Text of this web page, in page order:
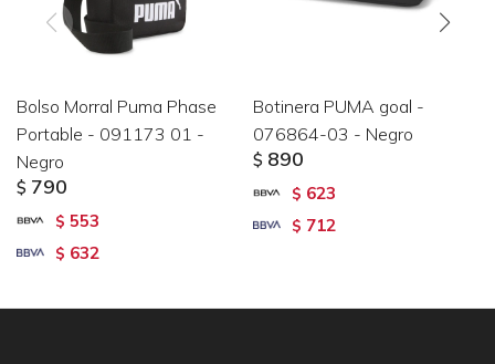
Bolso Morral Puma Phase
Portable - 091173 01 -
Negro
$ 790
$ 553
$ 632
Botinera PUMA goal -
076864-03 - Negro
$ 890
$ 623
$ 712